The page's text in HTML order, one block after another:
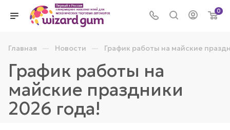
0
Главная — Новости — График работы на майские
График работы на
майские праздники
2026 года!